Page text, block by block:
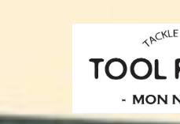
小さなルアーフィッシン